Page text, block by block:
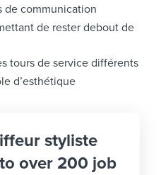
de communication
de rester debout de
tours de service différents
d’esthétique
styliste
over 200 job